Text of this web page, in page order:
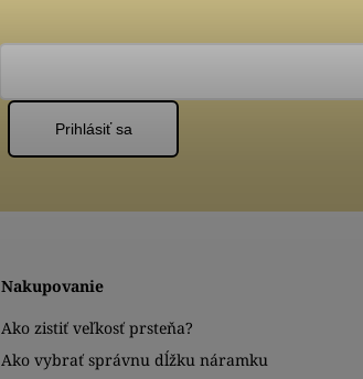
Nakupovanie
Ako zistiť veľkosť prsteňa?
Ako vybrať správnu dĺžku náramku
Prihlásiť sa